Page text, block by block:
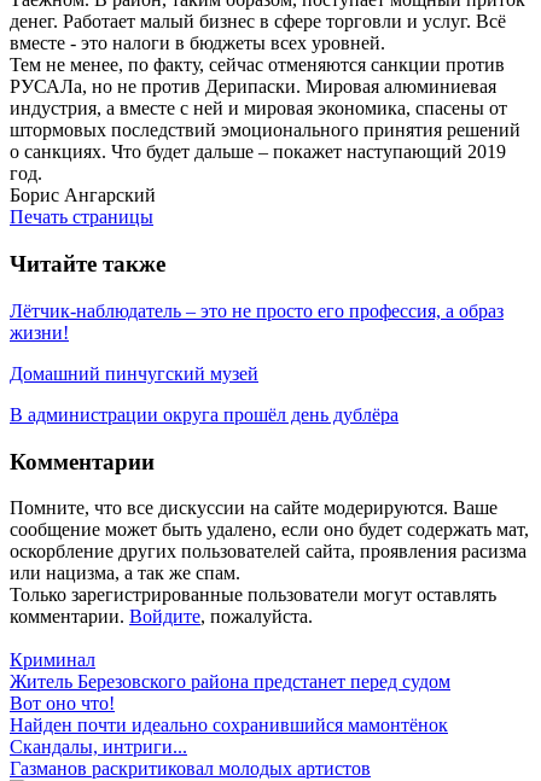
денег. Работает малый бизнес в сфере торговли и услуг. Всё
вместе - это налоги в бюджеты всех уровней.
Тем не менее, по факту, сейчас отменяются санкции против
РУСАЛа, но не против Дерипаски. Мировая алюминиевая
индустрия, а вместе с ней и мировая экономика, спасены от
штормовых последствий эмоционального принятия решений
о санкциях. Что будет дальше – покажет наступающий 2019
год.
Борис Ангарский
Печать страницы
Читайте также
Лётчик-наблюдатель – это не просто его профессия, а образ
жизни!
Домашний пинчугский музей
В администрации округа прошёл день дублёра
Комментарии
Помните, что все дискуссии на сайте модерируются. Ваше
сообщение может быть удалено, если оно будет содержать мат,
оскорбление других пользователей сайта, проявления расизма
или нацизма, а так же спам.
Только зарегистрированные пользователи могут оставлять
комментарии. Войдите, пожалуйста.
Криминал
Житель Березовского района предстанет перед судом
Вот оно что!
Найден почти идеально сохранившийся мамонтёнок
Скандалы, интриги...
Газманов раскритиковал молодых артистов